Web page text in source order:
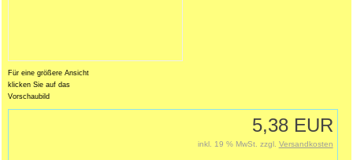
Für eine größere Ansicht
klicken Sie auf das
Vorschaubild
5,38 EUR
inkl. 19 % MwSt. zzgl. Versandkosten